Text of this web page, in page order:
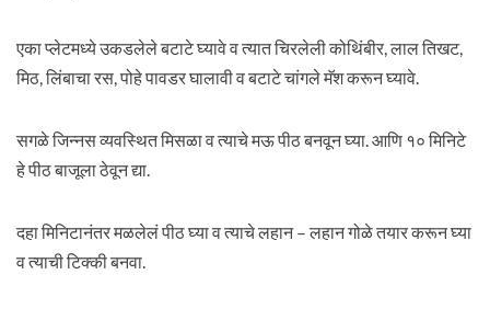
एका प्लेटमध्ये उकडलेले बटाटे घ्यावे व त्यात चिरलेली कोथिंबीर, लाल तिखट,
मिठ, लिंबाचा रस, पोहे पावडर घालावी व बटाटे चांगले मॅश करून घ्यावे.
सगळे जिन्नस व्यवस्थित मिसळा व त्याचे मऊ पीठ बनवून घ्या. आणि १० मिनिटे
हे पीठ बाजूला ठेवून द्या.
दहा मिनिटानंतर मळलेलं पीठ घ्या व त्याचे लहान – लहान गोळे तयार करून घ्या
व त्याची टिक्की बनवा.